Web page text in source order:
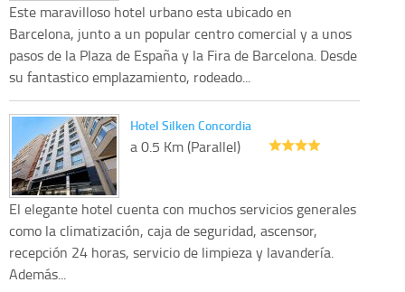
Este maravilloso hotel urbano esta ubicado en
Barcelona, junto a un popular centro comercial y a unos
pasos de la Plaza de España y la Fira de Barcelona. Desde
su fantastico emplazamiento, rodeado...
Hotel Silken Concordia
a 0.5 Km (Parallel)
El elegante hotel cuenta con muchos servicios generales
como la climatización, caja de seguridad, ascensor,
recepción 24 horas, servicio de limpieza y lavandería.
Además...